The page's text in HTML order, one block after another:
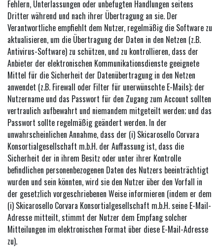
Fehlern, Unterlassungen oder unbefugten Handlungen seitens
Dritter während und nach ihrer Übertragung an sie. Der
Verantwortliche empfiehlt dem Nutzer, regelmäßig die Software zu
aktualisieren, um die Übertragung der Daten in den Netzen (z.B.
Antivirus-Software) zu schützen, und zu kontrollieren, dass der
Anbieter der elektronischen Kommunikationsdienste geeignete
Mittel für die Sicherheit der Datenübertragung in den Netzen
anwendet (z.B. Firewall oder Filter für unerwünschte E-Mails); der
Nutzername und das Passwort für den Zugang zum Account sollten
vertraulich aufbewahrt und niemandem mitgeteilt werden; und das
Passwort sollte regelmäßig geändert werden. In der
unwahrscheinlichen Annahme, dass der (i) Skicarosello Corvara
Konsortialgesellschaft m.b.H. der Auffassung ist, dass die
Sicherheit der in ihrem Besitz oder unter ihrer Kontrolle
befindlichen personenbezogenen Daten des Nutzers beeinträchtigt
wurden und sein könnten, wird sie den Nutzer über den Vorfall in
der gesetzlich vorgeschriebenen Weise informieren (indem er dem
(i) Skicarosello Corvara Konsortialgesellschaft m.b.H. seine E-Mail-
Adresse mitteilt, stimmt der Nutzer dem Empfang solcher
Mitteilungen im elektronischen Format über diese E-Mail-Adresse
zu).